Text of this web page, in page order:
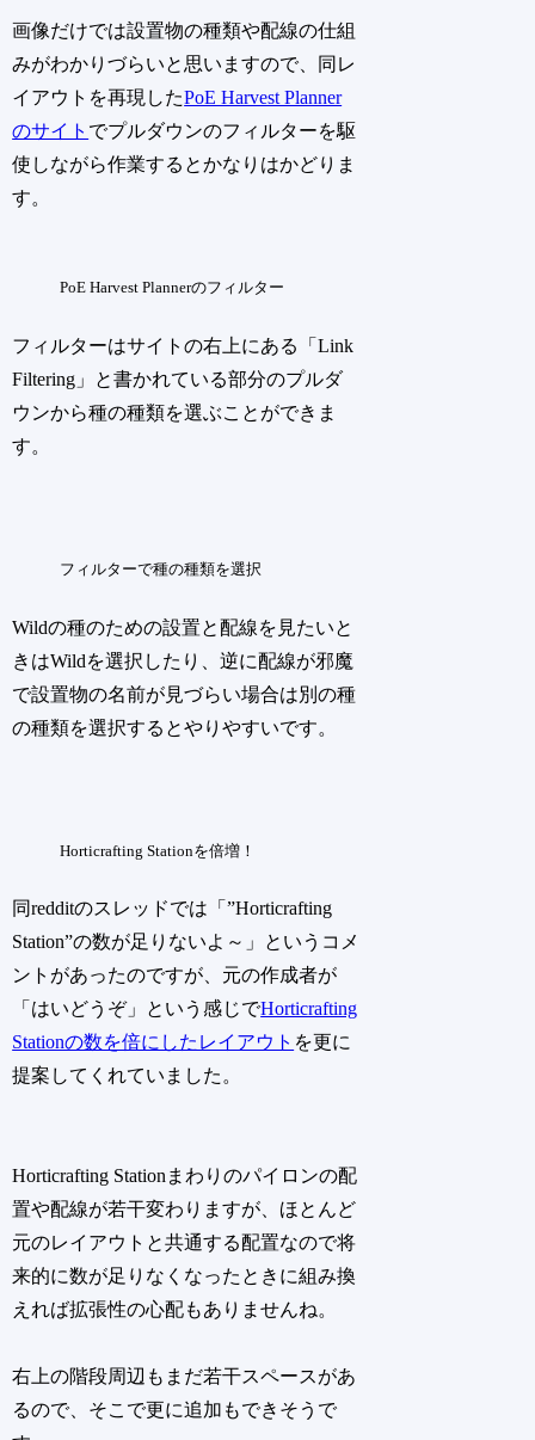
画像だけでは設置物の種類や配線の仕組
みがわかりづらいと思いますので、同レ
イアウトを再現したPoE Harvest Planner
のサイト でプルダウンのフィルターを駆
使しながら作業するとかなりはかどりま
す。
PoE Harvest Plannerのフィルター
フィルターはサイトの右上にある「Link
Filtering」と書かれている部分のプルダ
ウンから種の種類を選ぶことができま
す。
フィルターで種の種類を選択
Wildの種のための設置と配線を見たいと
きはWildを選択したり、逆に配線が邪魔
で設置物の名前が見づらい場合は別の種
の種類を選択するとやりやすいです。
Horticrafting Stationを倍増！
同redditのスレッドでは「”Horticrafting
Station”の数が足りないよ～」というコメ
ントがあったのですが、元の作成者が
「はいどうぞ」という感じでHorticrafting
Stationの数を倍にしたレイアウト を更に
提案してくれていました。
Horticrafting Stationまわりのパイロンの配
置や配線が若干変わりますが、ほとんど
元のレイアウトと共通する配置なので将
来的に数が足りなくなったときに組み換
えれば拡張性の心配もありませんね。
右上の階段周辺もまだ若干スペースがあ
るので、そこで更に追加もできそうで